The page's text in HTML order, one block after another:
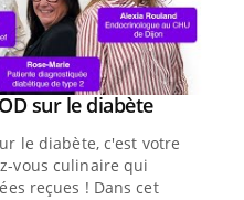
sur le diabèteYoutube
le diabète, c'est votre
vous culinaire qui
reçues ! Dans cet